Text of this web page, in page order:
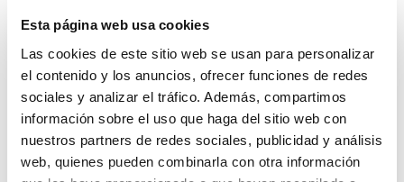
Esta página web usa cookies
Las cookies de este sitio web se usan para personalizar
el contenido y los anuncios, ofrecer funciones de redes
sociales y analizar el tráfico. Además, compartimos
información sobre el uso que haga del sitio web con
nuestros partners de redes sociales, publicidad y análisis
web, quienes pueden combinarla con otra información
están ...